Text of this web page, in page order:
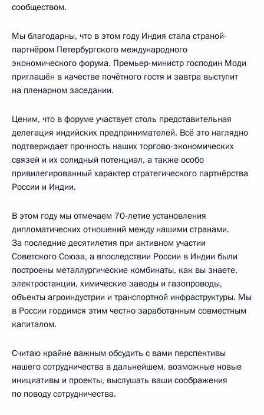
сообществом.
Мы благодарны, что в этом году Индия стала страной-
партнёром Петербургского международного
экономического форума. Премьер-министр господин Моди
приглашён в качестве почётного гостя и завтра выступит
на пленарном заседании.
Ценим, что в форуме участвует столь представительная
делегация индийских предпринимателей. Всё это наглядно
подтверждает прочность наших торгово-экономических
связей и их солидный потенциал, а также особо
привилегированный характер стратегического партнёрства
России и Индии.
В этом году мы отмечаем 70-летие установления
дипломатических отношений между нашими странами.
За последние десятилетия при активном участии
Советского Союза, а впоследствии России в Индии были
построены металлургические комбинаты, как вы знаете,
электростанции, химические заводы и газопроводы,
объекты агроиндустрии и транспортной инфраструктуры. Мы
в России гордимся этим честно заработанным совместным
капиталом.
Считаю крайне важным обсудить с вами перспективы
нашего сотрудничества в дальнейшем, возможные новые
инициативы и проекты, выслушать ваши соображения
по поводу сотрудничества.